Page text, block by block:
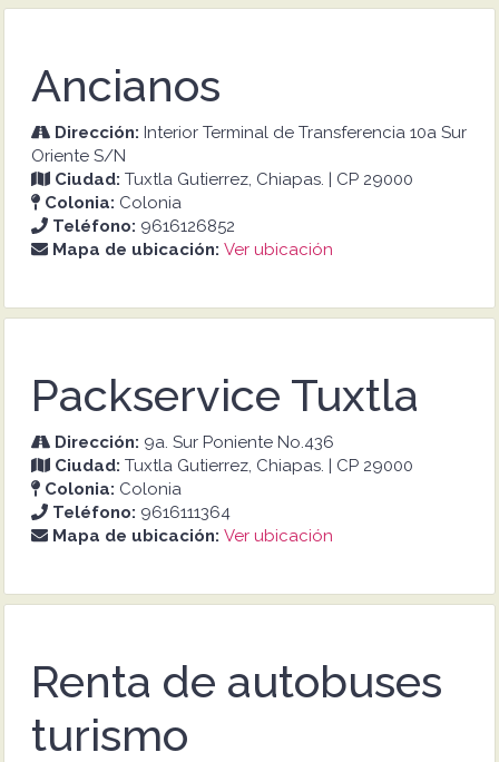
Ancianos
Dirección: Interior Terminal de Transferencia 10a Sur
Oriente S/N
Ciudad: Tuxtla Gutierrez, Chiapas. | CP 29000
Colonia: Colonia
Teléfono: 9616126852
Mapa de ubicación: Ver ubicación
Packservice Tuxtla
Dirección: 9a. Sur Poniente No.436
Ciudad: Tuxtla Gutierrez, Chiapas. | CP 29000
Colonia: Colonia
Teléfono: 9616111364
Mapa de ubicación: Ver ubicación
Renta de autobuses
turismo